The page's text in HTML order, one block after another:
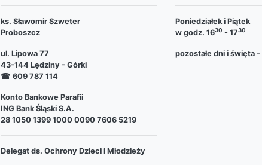
ks. Sławomir Szweter
Proboszcz
ul. Lipowa 77
43-144 Lędziny - Górki
☎ 609 787 114
Konto Bankowe Parafii
ING Bank Śląski S.A.
28 1050 1399 1000 0090 7606 5219
Delegat ds. Ochrony Dzieci i Młodzieży
Poniedziałek i Piątek
w godz. 1630 - 1730
pozostałe dni i święta